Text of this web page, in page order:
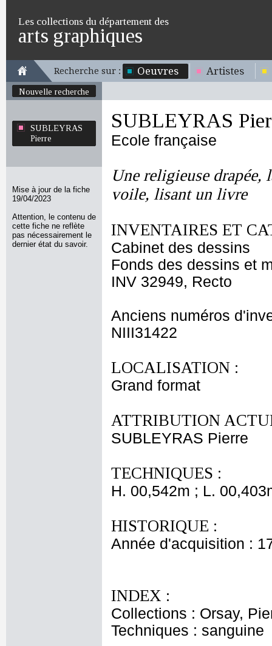
Les collections du département des
arts graphiques
Recherche sur : Oeuvres Artistes
Nouvelle recherche
SUBLEYRAS
Pierre
Mise à jour de la fiche
19/04/2023
Attention, le contenu de
cette fiche ne reflète
pas nécessairement le
dernier état du savoir.
SUBLEYRAS
Ecole française
Une religieuse drapée,
voile, lisant un livre
INVENTAIRES ET
Cabinet des dessins
Fonds des dessins et
INV 32949, Recto
Anciens numéros
NIII31422
LOCALISATION :
Grand format
ATTRIBUTION
SUBLEYRAS Pierre
TECHNIQUES :
H. 00,542m ; L.
HISTORIQUE :
Année d'acquisition :
INDEX :
Collections : Orsay,
Techniques : sanguine